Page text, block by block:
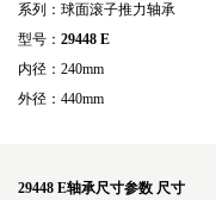
系列：球面滚子推力轴承
型号： 29448 E
内径：240mm
外径：440mm
29448 E轴承尺寸参数 尺寸